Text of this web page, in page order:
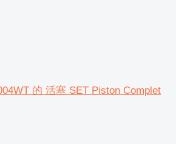
的 活塞 SET Piston Complet